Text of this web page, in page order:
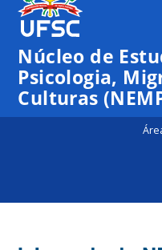
Núcleo de
Psicologia,
Culturas